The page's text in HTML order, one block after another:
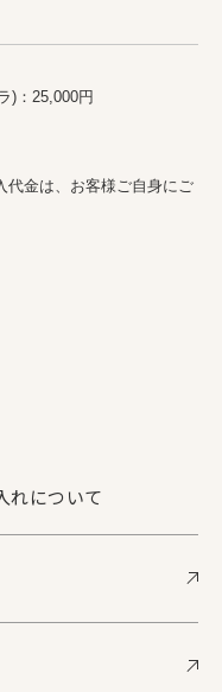
)：25,000円
金は、お客様ご自身にご
れについて